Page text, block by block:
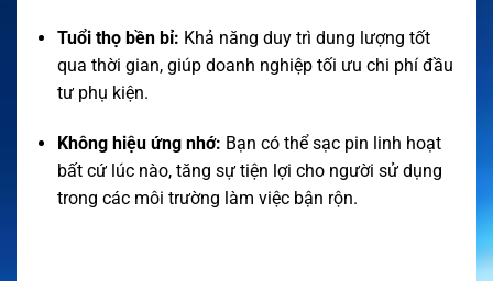
Tuổi thọ bền bỉ: Khả năng duy trì dung lượng tốt
qua thời gian, giúp doanh nghiệp tối ưu chi phí đầu
tư phụ kiện.
Không hiệu ứng nhớ: Bạn có thể sạc pin linh hoạt
bất cứ lúc nào, tăng sự tiện lợi cho người sử dụng
trong các môi trường làm việc bận rộn.